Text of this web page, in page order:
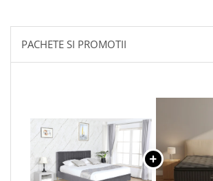
PACHETE SI PROMOTII